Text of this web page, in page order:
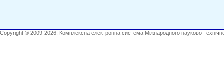
Copyright ® 2009-2026. Комплексна електронна система Міжнародного науково-